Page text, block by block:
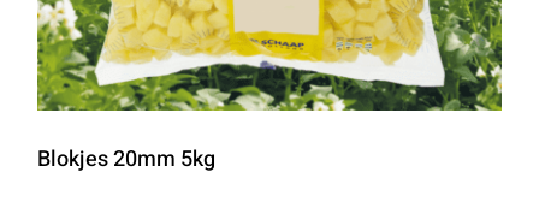
Blokjes 20mm 5kg